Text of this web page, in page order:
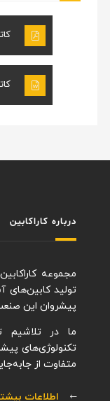
درباره کاراکابین
تولید
پیشروان این
ما در تلاشیم
تکنولوژی‌های
متفاوت از